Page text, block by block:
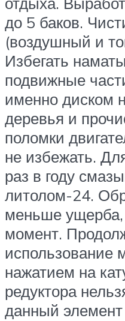
до 5 баков.
(воздушный и
Избегать
подвижные
именно диском
деревья и
поломки
не избежать.
раз в году
литолом-24.
меньше ущерба,
момент.
использование
нажатием на
редуктора
данный